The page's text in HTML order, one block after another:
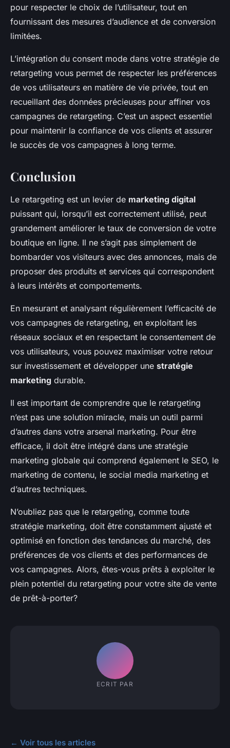
pour respecter le choix de l’utilisateur, tout en
fournissant des mesures d’audience et de conversion
limitées.
L’intégration du consent mode dans votre stratégie de
retargeting vous permet de respecter les préférences
de vos utilisateurs en matière de vie privée, tout en
recueillant des données précieuses pour affiner vos
campagnes de retargeting. C’est un aspect essentiel
pour maintenir la confiance de vos clients et assurer
le succès de vos campagnes à long terme.
Conclusion
Le retargeting est un levier de marketing digital
puissant qui, lorsqu’il est correctement utilisé, peut
grandement améliorer le taux de conversion de votre
boutique en ligne. Il ne s’agit pas simplement de
bombarder vos visiteurs avec des annonces, mais de
proposer des produits et services qui correspondent
à leurs intérêts et comportements.
En mesurant et analysant régulièrement l’efficacité de
vos campagnes de retargeting, en exploitant les
réseaux sociaux et en respectant le consentement de
vos utilisateurs, vous pouvez maximiser votre retour
sur investissement et développer une stratégie
marketing durable.
Il est important de comprendre que le retargeting
n’est pas une solution miracle, mais un outil parmi
d’autres dans votre arsenal marketing. Pour être
efficace, il doit être intégré dans une stratégie
marketing globale qui comprend également le SEO, le
marketing de contenu, le social media marketing et
d’autres techniques.
N’oubliez pas que le retargeting, comme toute
stratégie marketing, doit être constamment ajusté et
optimisé en fonction des tendances du marché, des
préférences de vos clients et des performances de
vos campagnes. Alors, êtes-vous prêts à exploiter le
plein potentiel du retargeting pour votre site de vente
de prêt-à-porter?
ECRIT PAR
← Voir tous les articles